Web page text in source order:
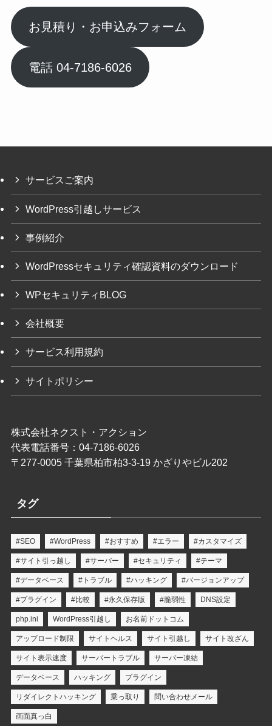
お見積り・お申込みフォーム
電話 04-7186-6026
サービスご案内
WordPress引越しサービス
事例紹介
WordPressセキュリティ確認資料のダウンロード
WPセキュリティBLOG
会社概要
サービス利用規約
サイトポリシー
株式会社ネクスト・アクション
代表電話番号：04-7186-6026
〒277-0005 千葉県柏市柏3-3-19 かざりやビル202
タグ
#SEO #WordPress #おすすめ #エラー #カスタマイズ
#サイト引っ越し #サーバー #セキュリティ #テーマ
#データベース #トラブル #ハッキング #バージョンアップ
#プラグイン #比較 #永久保存版 #脆弱性 DNS設定
php.ini WordPress引越し お名前ドットコム
アップロード制限 サイトヘルス サイト引越し サイト改ざん
サイト表示速度 サーバートラブル サーバー凍結
データベース ハッキング プラグイン
リダイレクトハッキング 乗っ取り 問い合わせメール
画面真っ白